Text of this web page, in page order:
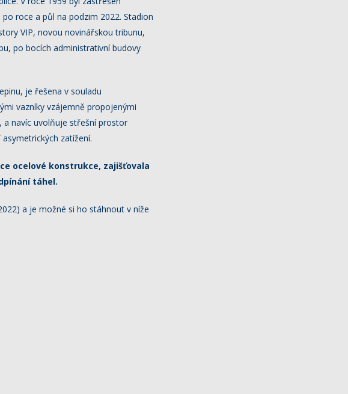
roce a půl na podzim 2022. Stadion
VIP, novou novinářskou tribunu,
po bocích administrativní budovy
je řešena v souladu
vazníky vzájemně propojenými
a navíc uvolňuje střešní prostor
zatížení.
ocelové konstrukce, zajišťovala
táhel.
a je možné si ho stáhnout v níže